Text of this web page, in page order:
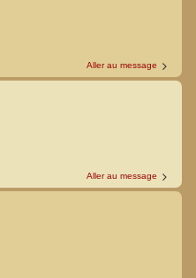
Aller au message
Aller au message